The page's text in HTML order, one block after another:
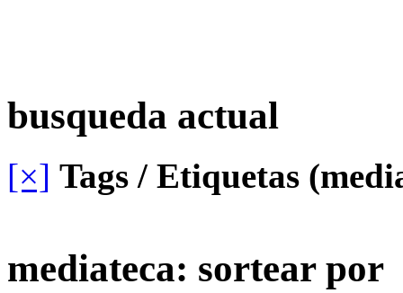
busqueda actual
[×] Tags / Etiquetas
mediateca: sortear por